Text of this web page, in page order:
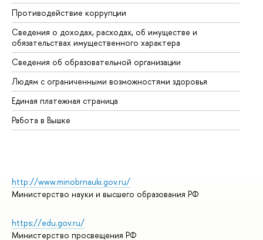
Противодействие коррупции
Сведения о доходах, расходах, об имуществе и
обязательствах имущественного характера
Сведения об образовательной организации
Людям с ограниченными возможностями здоровья
Единая платежная страница
Работа в Вышке
http://www.minobrnauki.gov.ru/
Министерство науки и высшего образования РФ
https://edu.gov.ru/
Министерство просвещения РФ